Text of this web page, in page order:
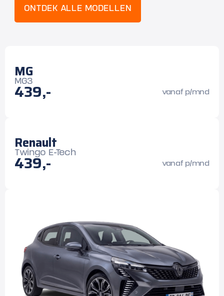
ONTDEK ALLE MODELLEN
MG
MG3
439,- vanaf p/mnd
Renault
Twingo E-Tech
439,- vanaf p/mnd